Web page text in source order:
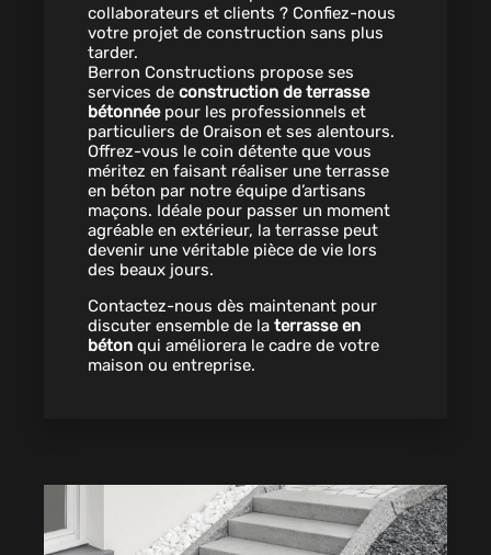
collaborateurs et clients ? Confiez-nous
votre projet de construction sans plus
tarder.
Berron Constructions propose ses
services de construction de terrasse
bétonnéepour les professionnels et
particuliers de Oraison et ses alentours.
Offrez-vous le coin détente que vous
méritez en faisant réaliser une terrasse
en béton par notre équipe d’artisans
maçons. Idéale pour passer un moment
agréable en extérieur, la terrasse peut
devenir une véritable pièce de vie lors
des beaux jours.
Contactez-nous dès maintenant pour
discuter ensemble de la terrasse en
béton qui améliorera le cadre de votre
maison ou entreprise.